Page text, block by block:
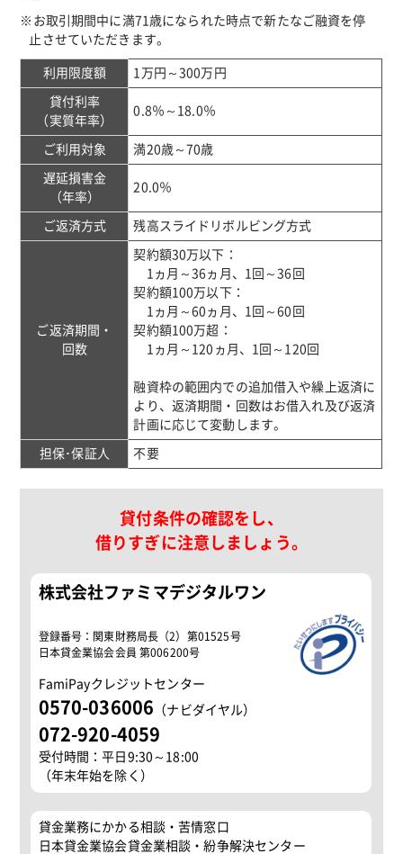
※お取引期間中に満71歳になられた時点で新たなご融資を停
止させていただきます。
利用限度額 1万円～300万円
貸付利率
（実質年率）
0.8％～18.0％
ご利用対象 満20歳～70歳
遅延損害金
（年率）
20.0％
ご返済方式 残高スライドリボルビング方式
ご返済期間・
回数
契約額30万以下：
1ヵ月～36ヵ月、1回～36回
契約額100万以下：
1ヵ月～60ヵ月、1回～60回
契約額100万超：
1ヵ月～120ヵ月、1回～120回
融資枠の範囲内での追加借入や繰上返済に
より、返済期間・回数はお借入れ及び返済
計画に応じて変動します。
担保･保証人 不要
貸付条件の確認をし、
借りすぎに注意しましょう。
株式会社ファミマデジタルワン
登録番号：関東財務局長（2）第01525号
日本貸金業協会会員 第006200号
FamiPayクレジットセンター
0570-036006 （ナビダイヤル）
072-920-4059
受付時間：平日9:30～18:00
（年末年始を除く）
貸金業務にかかる相談・苦情窓口
日本貸金業協会貸金業相談・紛争解決センター